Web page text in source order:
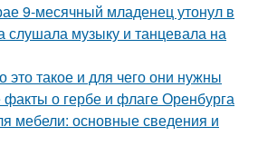
9-месячный младенец утонул в
слушала музыку и танцевала на
это такое и для чего они нужны
о гербе и флаге Оренбурга
мебели: основные сведения и